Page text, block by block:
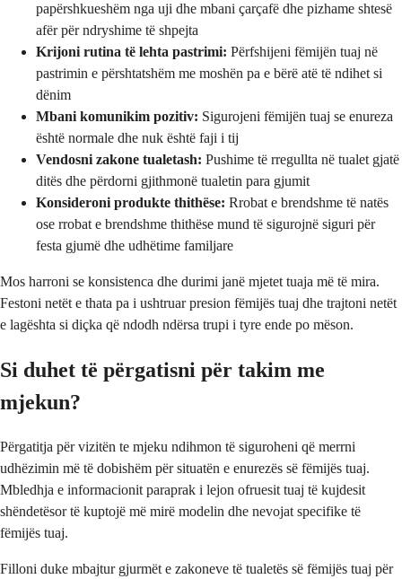
papërshkueshëm nga uji dhe mbani çarçafë dhe pizhame shtesë
afër për ndryshime të shpejta
Krijoni rutina të lehta pastrimi: Përfshijeni fëmijën tuaj në
pastrimin e përshtatshëm me moshën pa e bërë atë të ndihet si
dënim
Mbani komunikim pozitiv: Sigurojeni fëmijën tuaj se enureza
është normale dhe nuk është faji i tij
Vendosni zakone tualetash: Pushime të rregullta në tualet gjatë
ditës dhe përdorni gjithmonë tualetin para gjumit
Konsideroni produkte thithëse: Rrobat e brendshme të natës
ose rrobat e brendshme thithëse mund të sigurojnë siguri për
festa gjumë dhe udhëtime familjare
Mos harroni se konsistenca dhe durimi janë mjetet tuaja më të mira.
Festoni netët e thata pa i ushtruar presion fëmijës tuaj dhe trajtoni netët
e lagështa si diçka që ndodh ndërsa trupi i tyre ende po mëson.
Si duhet të përgatisni për takim me
mjekun?
Përgatitja për vizitën te mjeku ndihmon të siguroheni që merrni
udhëzimin më të dobishëm për situatën e enurezës së fëmijës tuaj.
Mbledhja e informacionit paraprak i lejon ofruesit tuaj të kujdesit
shëndetësor të kuptojë më mirë modelin dhe nevojat specifike të
fëmijës tuaj.
Filloni duke mbajtur gjurmët e zakoneve të tualetës së fëmijës tuaj për